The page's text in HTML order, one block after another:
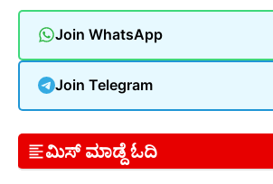
Join WhatsApp
Join Telegram
ಮಿಸ್ ಮಾಡ್ದೆ ಓದಿ